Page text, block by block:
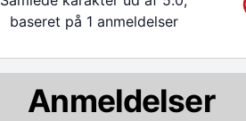
baseret på 1 anmeldelser
Anmeldelser